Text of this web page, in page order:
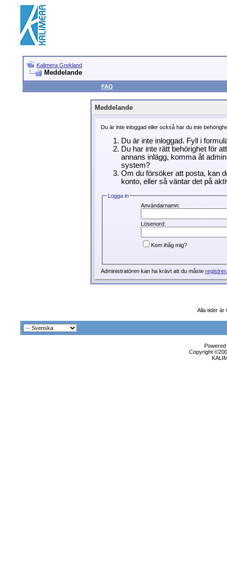
Kalimera Grekland
Meddelande
FAQ
Meddelande
Du är inte inloggad eller också har du inte
Du är inte inloggad. Fyll i
Du har inte rätt behörighet för
annans inlägg, komma åt
system?
Om du försöker att posta, kan
konto, eller så väntar det på
Logga in
Användarnamn:
Lösenord:
Kom ihåg mig?
Administratören kan ha krävt att du måste
Alla tider är
Copyright